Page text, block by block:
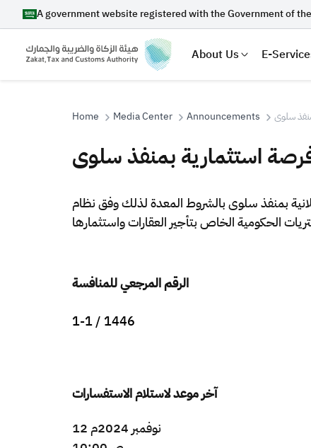
A government website registered with the Government of
About Us E-
Search
Home Media Center Announcements سلوى
استثمارية بمنفذ سلوى
بمنفذ سلوى بالشروط المعدة لذلك وفق نظام
الرقم المرجعي للمنافسة
1-1 / 1446
آخر موعد لاستلام الاستفسارات